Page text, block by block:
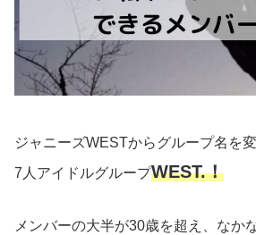
ジャニーズWESTからグループ名を
7人アイドルグループWEST.！
メンバーの大半が30歳を超え、なか